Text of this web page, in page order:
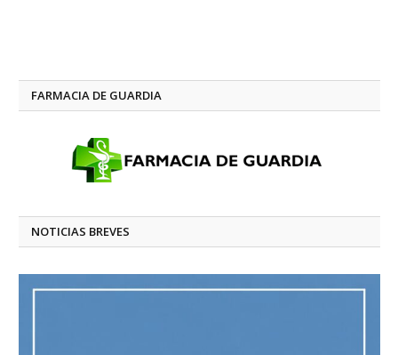
FARMACIA DE GUARDIA
NOTICIAS BREVES